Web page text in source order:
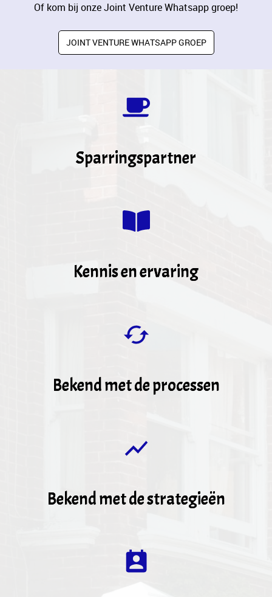
Of kom bij onze Joint Venture Whatsapp groep!
JOINT VENTURE WHATSAPP GROEP
Sparringspartner
Kennis en ervaring
Bekend met de processen
Bekend met de strategieën